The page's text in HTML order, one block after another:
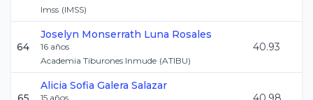
Imss (IMSS)
64
Joselyn Monserrath Luna Rosales
16 años
Academia Tiburones Inmude (ATIBU)
40.93
Alicia Sofia Galera Salazar
15 años